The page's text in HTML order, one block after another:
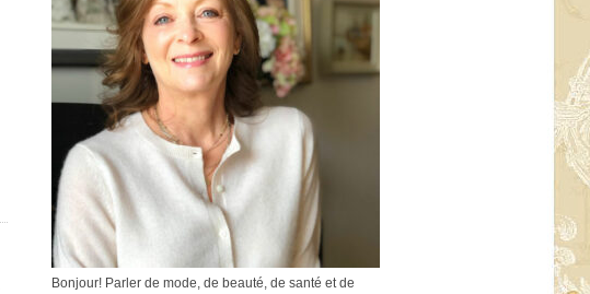
Bonjour! Parler de mode, de beauté, de santé et de